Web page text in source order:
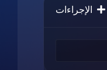
الإجراءات